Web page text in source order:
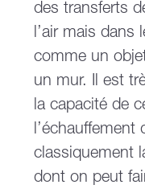
des transferts
l’air mais dans
comme un
un mur. Il est
la capacité de
l’échauffement
classiquement
dont on peut